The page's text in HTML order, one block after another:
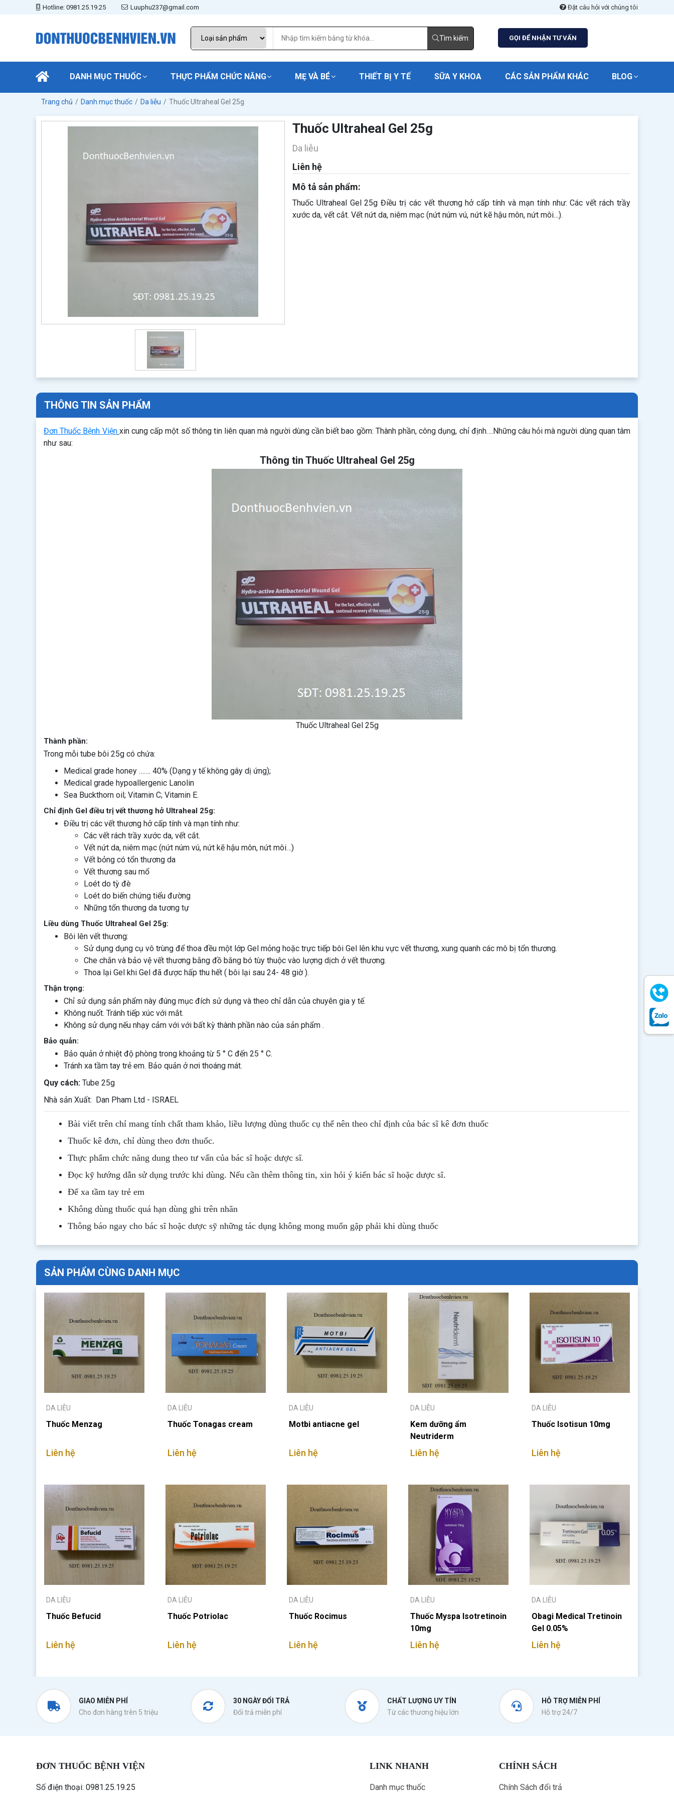
Hotline: 0981.25.19.25 Luuphu237@gmail.com Đặt câu hỏi với chúng tôi
Tìm kiếm GỌI ĐỂ NHẬN TƯ VẤN
DANH MỤC THUỐC THỰC PHẨM CHỨC NĂNG MẸ VÀ BÉ THIẾT BỊ Y TẾ SỮA Y KHOA CÁC SẢN PHẨM KHÁC BLOG
Trang chủ Danh mục thuốc Da liễu Thuốc Ultraheal Gel 25g
Thuốc Ultraheal Gel 25g
Da liễu
Liên hệ
Mô tả sản phẩm:
Thuốc Ultraheal Gel 25g Điều trị các vết thương hở cấp tính và mạn tính như: Các vết rách trầy
xước da, vết cắt. Vết nứt da, niêm mạc (nứt núm vú, nứt kẽ hậu môn, nứt môi…).
THÔNG TIN SẢN PHẨM
Đơn Thuốc Bệnh Viện xin cung cấp một số thông tin liên quan mà người dùng cần biết bao gồm: Thành phần, công dụng, chỉ định….Những câu hỏi mà người dùng quan tâm
như sau:
Thông tin Thuốc Ultraheal Gel 25g
Thuốc Ultraheal Gel 25g
Thành phần:
Trong mỗi tube bôi 25g có chứa:
Medical grade honey ……. 40% (Dạng y tế không gây dị ứng);
Medical grade hypoallergenic Lanolin
Sea Buckthorn oil; Vitamin C; Vitamin E.
Chỉ định Gel điều trị vết thương hở Ultraheal 25g:
Điều trị các vết thương hở cấp tính và mạn tính như:
Các vết rách trầy xước da, vết cắt.
Vết nứt da, niêm mạc (nứt núm vú, nứt kẽ hậu môn, nứt môi…)
Vết bỏng có tổn thương da
Vết thương sau mổ
Loét do tỳ đè
Loét do biến chứng tiểu đường
Những tổn thương da tương tự
Liều dùng Thuốc Ultraheal Gel 25g:
Bôi lên vết thương:
Sử dụng dụng cụ vô trùng để thoa đều một lớp Gel mỏng hoặc trực tiếp bôi Gel lên khu vực vết thương, xung quanh các mô bị tổn thương.
Che chắn và bảo vệ vết thương bằng đồ băng bó tùy thuộc vào lượng dịch ở vết thương.
Thoa lại Gel khi Gel đã được hấp thu hết ( bôi lại sau 24- 48 giờ ).
Thận trọng:
Chỉ sử dụng sản phẩm này đúng mục đích sử dụng và theo chỉ dẫn của chuyên gia y tế.
Không nuốt. Tránh tiếp xúc với mắt.
Không sử dụng nếu nhạy cảm với với bất kỳ thành phần nào của sản phẩm .
Bảo quản:
Bảo quản ở nhiệt độ phòng trong khoảng từ 5 ° C đến 25 ° C.
Tránh xa tầm tay trẻ em. Bảo quản ở nơi thoáng mát.
Quy cách: Tube 25g
Nhà sản Xuất: Dan Pham Ltd - ISRAEL
Bài viết trên chỉ mang tính chất tham khảo, liều lượng dùng thuốc cụ thể nên theo chỉ định của bác sĩ kê đơn thuốc
Thuốc kê đơn, chỉ dùng theo đơn thuốc.
Thực phẩm chức năng dung theo tư vấn của bác sĩ hoặc dược sĩ.
Đọc kỹ hướng dẫn sử dụng trước khi dùng. Nếu cần thêm thông tin, xin hỏi ý kiến bác sĩ hoặc dược sĩ.
Để xa tầm tay trẻ em
Không dùng thuốc quá hạn dùng ghi trên nhãn
Thông báo ngay cho bác sĩ hoặc dược sỹ những tác dụng không mong muốn gặp phải khi dùng thuốc
SẢN PHẨM CÙNG DANH MỤC
DA LIỄU
Thuốc Menzag
Liên hệ
DA LIỄU
Thuốc Tonagas cream
Liên hệ
DA LIỄU
Motbi antiacne gel
Liên hệ
DA LIỄU
Kem dưỡng ẩm
Neutriderm
Liên hệ
DA LIỄU
Thuốc Isotisun 10mg
Liên hệ
DA LIỄU
Thuốc Befucid
Liên hệ
DA LIỄU
Thuốc Potriolac
Liên hệ
DA LIỄU
Thuốc Rocimus
Liên hệ
DA LIỄU
Thuốc Myspa Isotretinoin
10mg
Liên hệ
DA LIỄU
Obagi Medical Tretinoin
Gel 0.05%
Liên hệ
GIAO MIỄN PHÍ
Cho đơn hàng trên 5 triệu
30 NGÀY ĐỔI TRẢ
Đổi trả miễn phí
CHẤT LƯỢNG UY TÍN
Từ các thương hiệu lớn
HỖ TRỢ MIỄN PHÍ
Hỗ trợ 24/7
ĐƠN THUỐC BỆNH VIỆN
Số điện thoại: 0981.25.19.25
LINK NHANH
Danh mục thuốc
CHÍNH SÁCH
Chính Sách đổi trả